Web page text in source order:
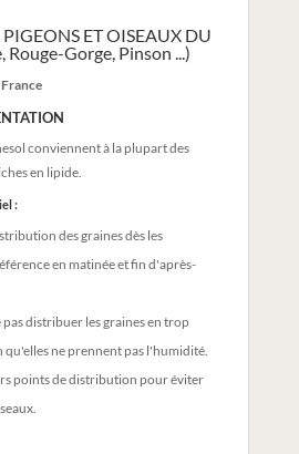
ET OISEAUX DU
Rouge-Gorge, Pinson ...)
conviennent à la plupart des
en lipide.
:
des graines dès les
en matinée et fin d'après-
pas distribuer les graines en trop
ne prennent pas l'humidité.
points de distribution pour éviter